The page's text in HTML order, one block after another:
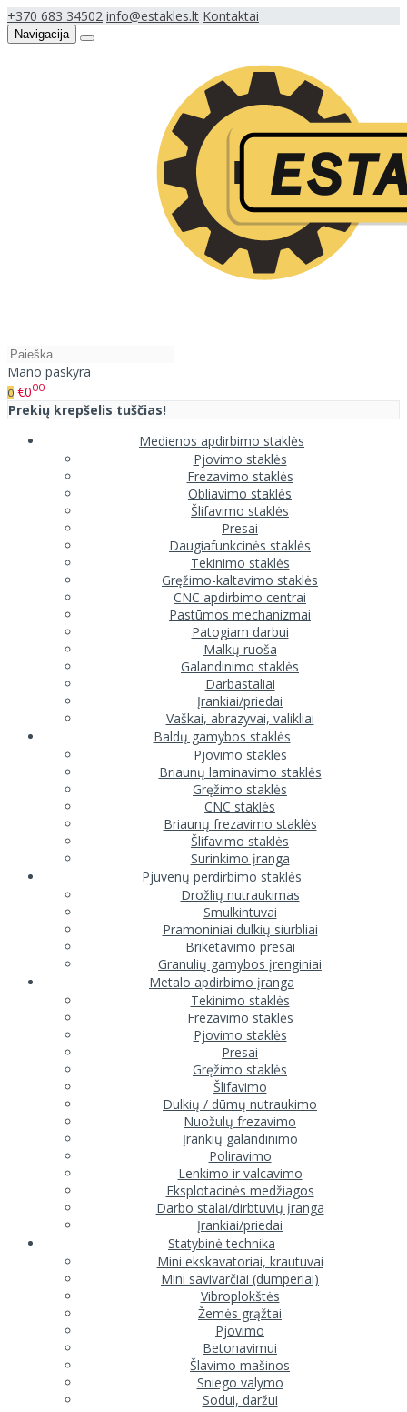
+370 683 34502 info@estakles.lt Kontaktai
Navigacija
Mano paskyra
0 €000
Prekių krepšelis tuščias!
Medienos apdirbimo staklės
Pjovimo staklės
Frezavimo staklės
Obliavimo staklės
Šlifavimo staklės
Presai
Daugiafunkcinės staklės
Tekinimo staklės
Gręžimo-kaltavimo staklės
CNC apdirbimo centrai
Pastūmos mechanizmai
Patogiam darbui
Malkų ruoša
Galandinimo staklės
Darbastaliai
Įrankiai/priedai
Vaškai, abrazyvai, valikliai
Baldų gamybos staklės
Pjovimo staklės
Briaunų laminavimo staklės
Gręžimo staklės
CNC staklės
Briaunų frezavimo staklės
Šlifavimo staklės
Surinkimo įranga
Pjuvenų perdirbimo staklės
Drožlių nutraukimas
Smulkintuvai
Pramoniniai dulkių siurbliai
Briketavimo presai
Granulių gamybos įrenginiai
Metalo apdirbimo įranga
Tekinimo staklės
Frezavimo staklės
Pjovimo staklės
Presai
Gręžimo staklės
Šlifavimo
Dulkių / dūmų nutraukimo
Nuožulų frezavimo
Įrankių galandinimo
Poliravimo
Lenkimo ir valcavimo
Eksplotacinės medžiagos
Darbo stalai/dirbtuvių įranga
Įrankiai/priedai
Statybinė technika
Mini ekskavatoriai, krautuvai
Mini savivarčiai (dumperiai)
Vibroplokštės
Žemės grąžtai
Pjovimo
Betonavimui
Šlavimo mašinos
Sniego valymo
Sodui, daržui